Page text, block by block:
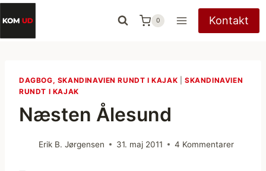
Fortsæt
til
indhold
0 Kontakt
DAGBOG, SKANDINAVIEN RUNDT I KAJAK |SKANDINAVIEN
RUNDT I KAJAK
Næsten Ålesund
Erik B. Jørgensen 31. maj 2011 4 Kommentarer